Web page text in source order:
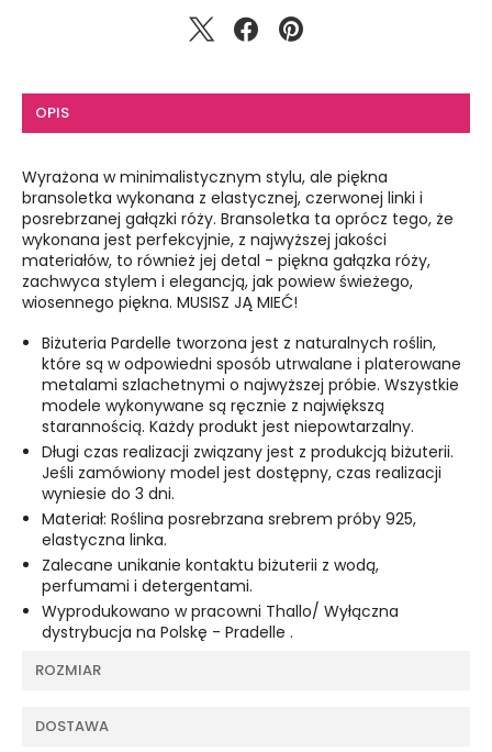
OPIS
Wyrażona w minimalistycznym stylu, ale piękna
bransoletka wykonana z elastycznej, czerwonej linki i
posrebrzanej gałązki róży. Bransoletka ta oprócz tego, że
wykonana jest perfekcyjnie, z najwyższej jakości
materiałów, to również jej detal - piękna gałązka róży,
zachwyca stylem i elegancją, jak powiew świeżego,
wiosennego piękna. MUSISZ JĄ MIEĆ!
Biżuteria Pardelle tworzona jest z naturalnych roślin,
które są w odpowiedni sposób utrwalane i platerowane
metalami szlachetnymi o najwyższej próbie. Wszystkie
modele wykonywane są ręcznie z największą
starannością. Każdy produkt jest niepowtarzalny.
Długi czas realizacji związany jest z produkcją biżuterii.
Jeśli zamówiony model jest dostępny, czas realizacji
wyniesie do 3 dni.
Materiał: Roślina posrebrzana srebrem próby 925,
elastyczna linka.
Zalecane unikanie kontaktu biżuterii z wodą,
perfumami i detergentami.
Wyprodukowano w pracowni Thallo/ Wyłączna
dystrybucja na Polskę - Pradelle .
ROZMIAR
DOSTAWA